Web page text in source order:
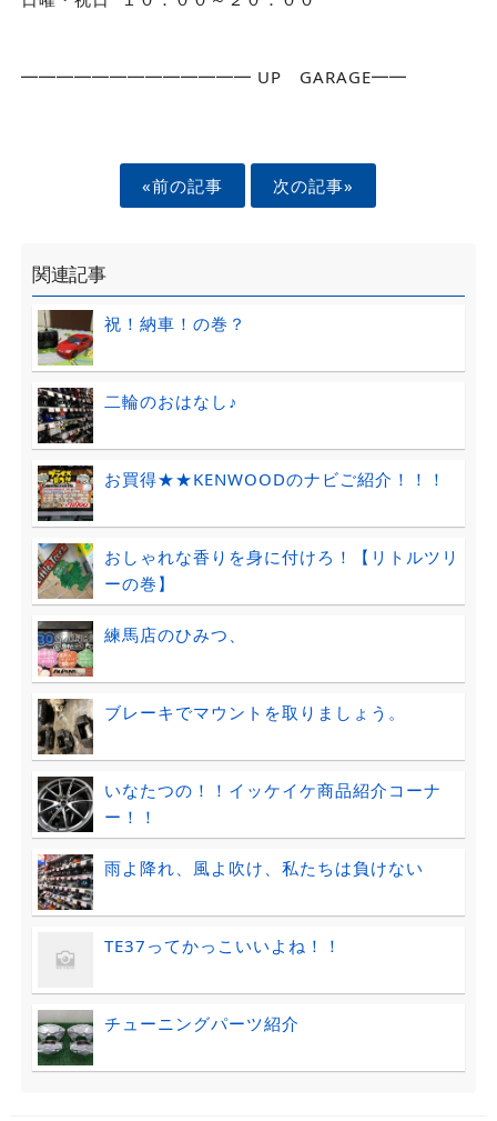
━━━━━━━━━━━━━ UP GARAGE━━
«前の記事 次の記事»
関連記事
祝！納車！の巻？
二輪のおはなし♪
お買得★★KENWOODのナビご紹介！！！
おしゃれな香りを身に付けろ！【リトルツリ
ーの巻】
練馬店のひみつ、
ブレーキでマウントを取りましょう。
いなたつの！！イッケイケ商品紹介コーナ
ー！！
雨よ降れ、風よ吹け、私たちは負けない
TE37ってかっこいいよね！！
チューニングパーツ紹介